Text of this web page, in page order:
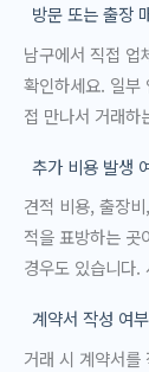
방문 또는 출장
남구에서 직접 업
확인하세요. 일부
접 만나서 거래하
추가 비용 발생
견적 비용, 출장
적을 표방하는 곳
경우도 있습니다.
계약서 작성 여부
거래 시 계약서를